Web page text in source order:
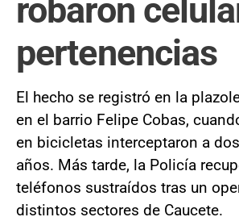
robaron
pertenencias
El hecho se registró en la
en el barrio Felipe Cobas,
en bicicletas interceptaron a
años. Más tarde, la Policía
teléfonos sustraídos tras un
distintos sectores de Caucete.